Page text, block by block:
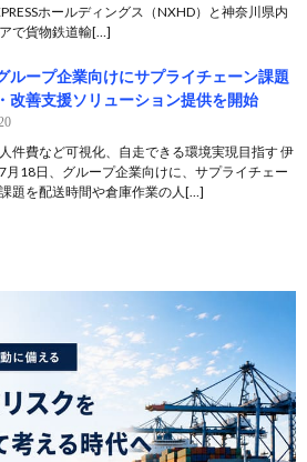
ホールディングス（NXHD）と神奈川県内
で貨物鉄道輸[…]
ループ企業向けにサプライチェーン課題
改善支援ソリューション提供を開始
件費など可視化、自走できる環境実現目指す 伊
月18日、グループ企業向けに、サプライチェー
題を配送時間や倉庫作業の人[…]